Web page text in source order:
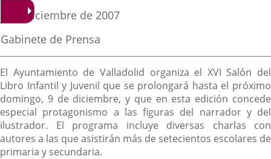
externa.externa.
Fecha
de
la
noticia
3 de diciembre de 2007
Fuente
la
noticia
Gabinete de Prensa
Descripción
El Ayuntamiento de Valladolid organiza el XVI Salón del
Libro Infantil y Juvenil que se prolongará hasta el próximo
domingo, 9 de diciembre, y que en esta edición concede
especial protagonismo a las figuras del narrador y del
ilustrador. El programa incluye diversas charlas con
autores a las que asistirán más de setecientos escolares de
primaria y secundaria.